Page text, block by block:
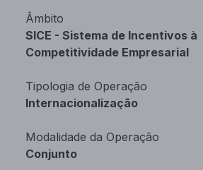
Âmbito
SICE - Sistema de Incentivos à
Competitividade Empresarial
Tipologia de Operação
Internacionalização
Modalidade da Operação
Conjunto